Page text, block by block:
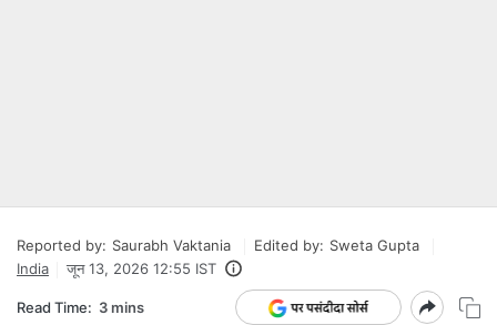
Reported by: Saurabh Vaktania Edited by: Sweta Gupta
India
जून 13, 2026 12:55 IST
Read Time: 3 mins